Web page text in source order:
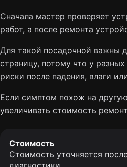
Сначала мастер проверяет
работ, а после ремонта
Для такой посадочной важны
страницу, потому что у
риски после падения, влаги
Если симптом похож на
увеличивать стоимость
Стоимость
Стоимость уточняется